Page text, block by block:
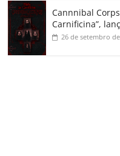
Cannnibal
Carnificina”,
26 de setembro de